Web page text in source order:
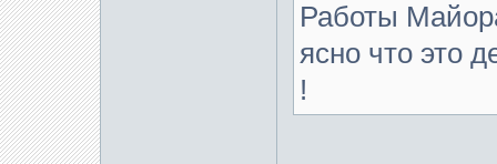
Работы
ясно что это
!